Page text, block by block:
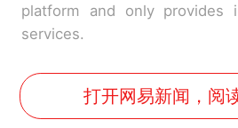
platform and only provides
services.
打开网易新闻，阅